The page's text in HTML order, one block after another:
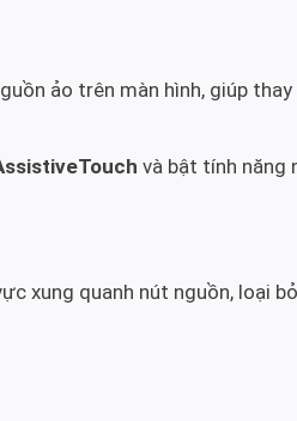
ảo trên màn hình, giúp
và bật tính năng
xung quanh nút nguồn, loại